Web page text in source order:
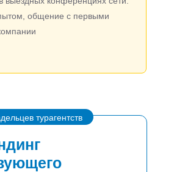
общение с первыми
турагентств